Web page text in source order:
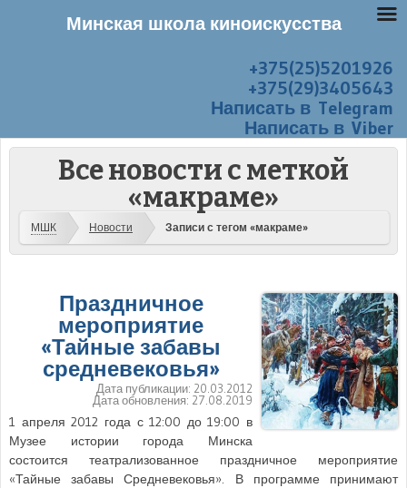
+375(25)5201926
+375(29)3405643
Написать в Telegram
Написать в Viber
Все новости с меткой
«макраме»
МШК Новости Записи с тегом «макраме»
Праздничное
мероприятие
«Тайные забавы
средневековья»
Дата публикации: 20.03.2012
Дата обновления: 27.08.2019
1 апреля 2012 года с 12:00 до 19:00 в
Музее истории города Минска
состоится театрализованное праздничное мероприятие
«Тайные забавы Средневековья». В программе принимают
Минская школа киноискусства